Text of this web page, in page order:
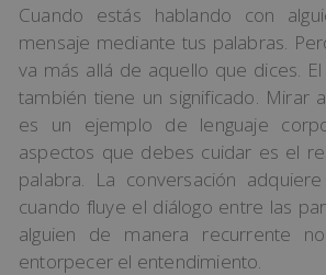
Cuando estás hablando con
mensaje mediante tus palabras.
va más allá de aquello que dices.
también tiene un significado. Mirar
es un ejemplo de lenguaje
aspectos que debes cuidar es el
palabra. La conversación
cuando fluye el diálogo entre las
alguien de manera recurrente
entorpecer el entendimiento.